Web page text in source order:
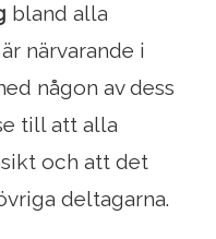
bland alla
närvarande i
någon av dess
till att alla
och att det
deltagarna.